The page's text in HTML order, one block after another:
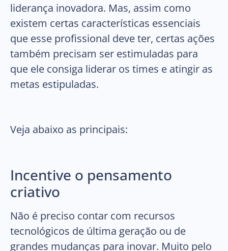
liderança inovadora. Mas, assim como
existem certas características essenciais
que esse profissional deve ter, certas ações
também precisam ser estimuladas para
que ele consiga liderar os times e atingir as
metas estipuladas.
Veja abaixo as principais:
Incentive o pensamento
criativo
Não é preciso contar com recursos
tecnológicos de última geração ou de
grandes mudanças para inovar. Muito pelo